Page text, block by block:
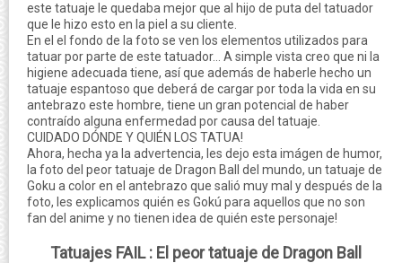
este tatuaje le quedaba mejor que al hijo de puta del tatuador
que le hizo esto en la piel a su cliente.
En el el fondo de la foto se ven los elementos utilizados para
tatuar por parte de este tatuador... A simple vista creo que ni la
higiene adecuada tiene, así que además de haberle hecho un
tatuaje espantoso que deberá de cargar por toda la vida en su
antebrazo este hombre, tiene un gran potencial de haber
contraído alguna enfermedad por causa del tatuaje.
CUIDADO DÓNDE Y QUIÉN LOS TATUA!
Ahora, hecha ya la advertencia, les dejo esta imágen de humor,
la foto del peor tatuaje de Dragon Ball del mundo, un tatuaje de
Goku a color en el antebrazo que salió muy mal y después de la
foto, les explicamos quién es Gokú para aquellos que no son
fan del anime y no tienen idea de quién este personaje!
Tatuajes FAIL : El peor tatuaje de Dragon Ball